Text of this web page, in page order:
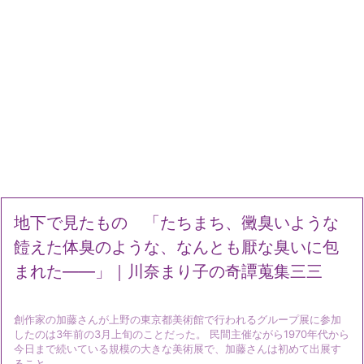
地下で見たもの 「たちまち、黴臭いような
饐えた体臭のような、なんとも厭な臭いに包
まれた――」｜川奈まり子の奇譚蒐集三三
創作家の加藤さんが上野の東京都美術館で行われるグループ展に参加
したのは3年前の3月上旬のことだった。 民間主催ながら1970年代から
今日まで続いている規模の大きな美術展で、加藤さんは初めて出展す